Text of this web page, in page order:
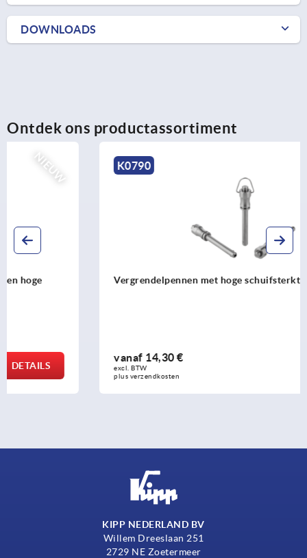
DOWNLOADS
Ontdek ons productassortiment
K0790
Vergrendelpennen met hoge schuifsterkte
14,30 €
excl. BTW
plus verzendkosten
KIPP NEDERLAND BV
Willem Dreeslaan 251
2729 NE Zoetermeer